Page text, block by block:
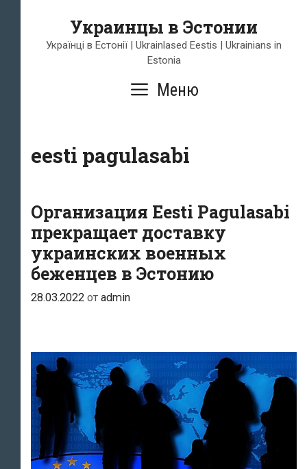
содержимому
Украинцы в Эстонии
Українці в Естонії | Ukrainlased Eestis | Ukrainians in
Estonia
Меню
eesti pagulasabi
Организация Eesti Pagulasabi
прекращает доставку
украинских военных
беженцев в Эстонию
28.03.2022 от admin